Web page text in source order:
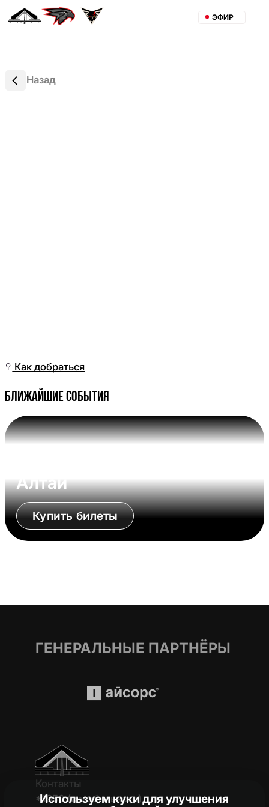
ЭФИР
Назад
Как добраться
Ближайшие события
Алтай
Купить билеты
ГЕНЕРАЛЬНЫЕ ПАРТНЁРЫ
Контакты
*1950 (c мобильного)
Используем куки для улучшения